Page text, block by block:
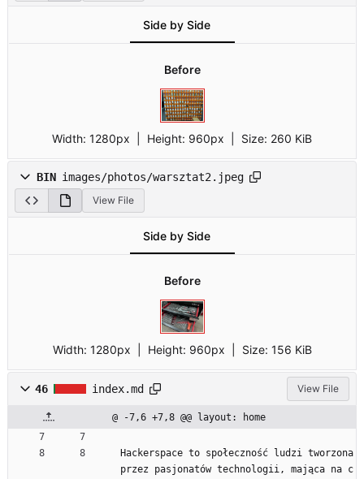
Side by Side
Before
Width: 1280px | Height: 960px Size: 260 KiB
BIN images/photos/warsztat2.jpeg
View File
Side by Side
Before
Width: 1280px | Height: 960px Size: 156 KiB
46 index.md View File
@ -7,6 +7,8 @@ layout: home
Hackerspace to społeczność ludzi tworzona
przez pasjonatów technologii, mająca na c